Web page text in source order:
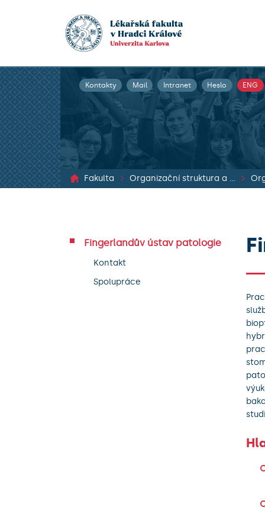
Kontakty Mail Intranet Heslo ENG
Fakulta Organizační struktura a dokumenty
Fingerlandův ústav patologie
Kontakt
Spolupráce